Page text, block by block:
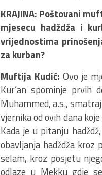
KRAJINA: Poštovani
mjesecu hadždža i
vrijednostima
za kurban?
Muftija Kudić: Ovo je
Kur’an spominje prvih
Muhammed, a.s.,
vjernika od ovih dana
Kada je u pitanju
obavljanja hadždža kroz
selam, kroz posjetu
odlaze u Mekku gdje